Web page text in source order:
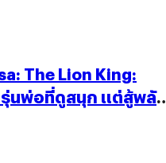
The Lion King:
รุ่นพ่อที่ดูสนุก แต่สู้พลัง